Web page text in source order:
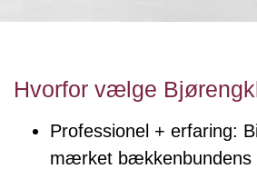
Hvorfor vælge
Professionel + erfaring:
mærket bækkenbundens